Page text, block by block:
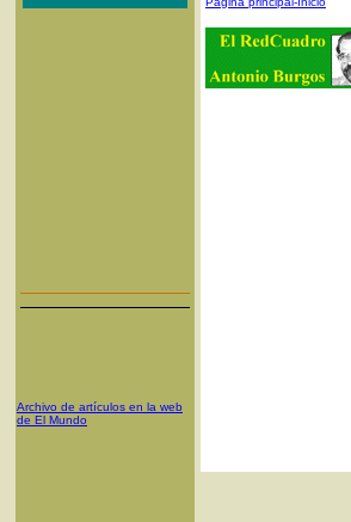
Archivo de artículos en la web
de El Mundo